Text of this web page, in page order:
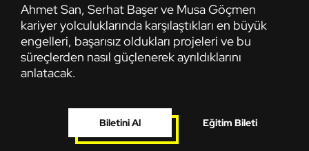
Ahmet San, Serhat Başer ve Musa Göçmen
kariyer yolculuklarında karşılaştıkları en büyük
engelleri, başarısız oldukları projeleri ve bu
süreçlerden nasıl güçlenerek ayrıldıklarını
anlatacak.
Biletini Al Eğitim Bileti